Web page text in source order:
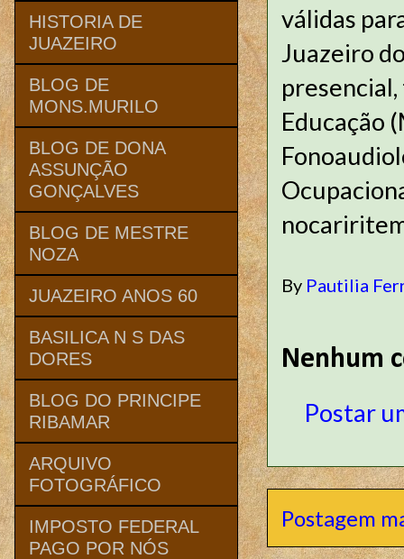
válidas
Juazeiro
Educação
By Pautilia
Nenhum
Postar
Postagem
HISTORIA DE
JUAZEIRO
BLOG DE
MONS.MURILO
BLOG DE DONA
ASSUNÇÃO
GONÇALVES
BLOG DE MESTRE
NOZA
JUAZEIRO ANOS 60
BASILICA N S DAS
DORES
BLOG DO PRINCIPE
RIBAMAR
ARQUIVO
FOTOGRÁFICO
IMPOSTO FEDERAL
PAGO POR NÓS